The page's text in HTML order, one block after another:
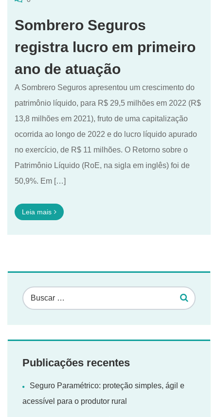
Sombrero Seguros
registra lucro em primeiro
ano de atuação
A Sombrero Seguros apresentou um crescimento do
patrimônio líquido, para R$ 29,5 milhões em 2022 (R$
13,8 milhões em 2021), fruto de uma capitalização
ocorrida ao longo de 2022 e do lucro líquido apurado
no exercício, de R$ 11 milhões. O Retorno sobre o
Patrimônio Líquido (RoE, na sigla em inglês) foi de
50,9%. Em […]
Leia mais
Publicações recentes
Seguro Paramétrico: proteção simples, ágil e
acessível para o produtor rural